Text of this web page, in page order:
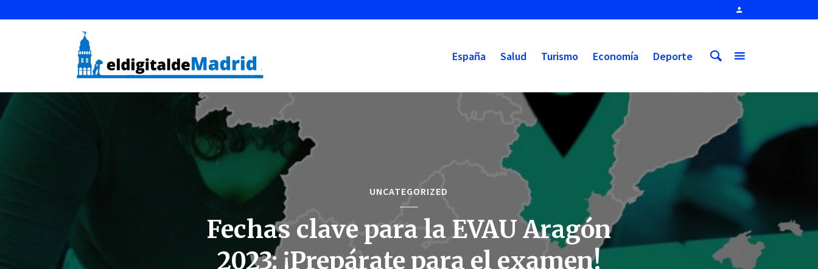
España Salud Turismo Economía Deporte
UNCATEGORIZED
Fechas clave para la EVAU Aragón
2023: ¡Prepárate para el examen!